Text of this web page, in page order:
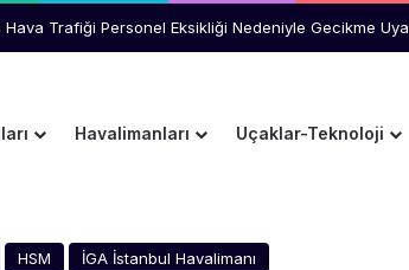
THY Yönetimini Ziyaret Etti
Havalimanları Uçaklar-Teknoloji
HSM İGA İstanbul Havalimanı